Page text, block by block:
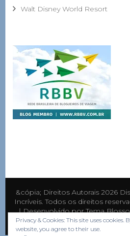
Walt Disney World Resort
&cópia; Direitos Autorais 2026
Incríveis. Todos os direitos
| Desenvolvido porTema
WordPress.
Privacy & Cookies: This site uses
website, you agree to their use.